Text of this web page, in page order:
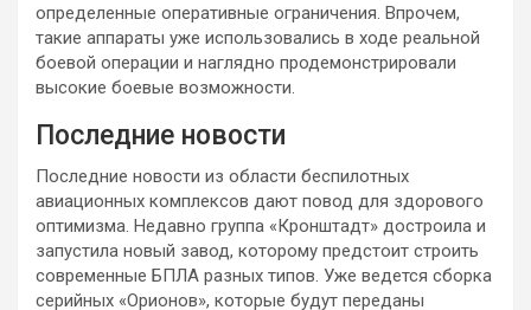
определенные оперативные ограничения. Впрочем,
такие аппараты уже использовались в ходе реальной
боевой операции и наглядно продемонстрировали
высокие боевые возможности.
Последние новости
Последние новости из области беспилотных
авиационных комплексов дают повод для здорового
оптимизма. Недавно группа «Кронштадт» достроила и
запустила новый завод, которому предстоит строить
современные БПЛА разных типов. Уже ведется сборка
серийных «Орионов», которые будут переданы